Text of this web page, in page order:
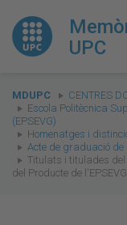
UPC
You
are
here:
MDUPC
CENTRES
Escola Politècnica
(EPSEVG)
Homenatges i
Acte de graduació de
Titulats i titulades
del Producte de